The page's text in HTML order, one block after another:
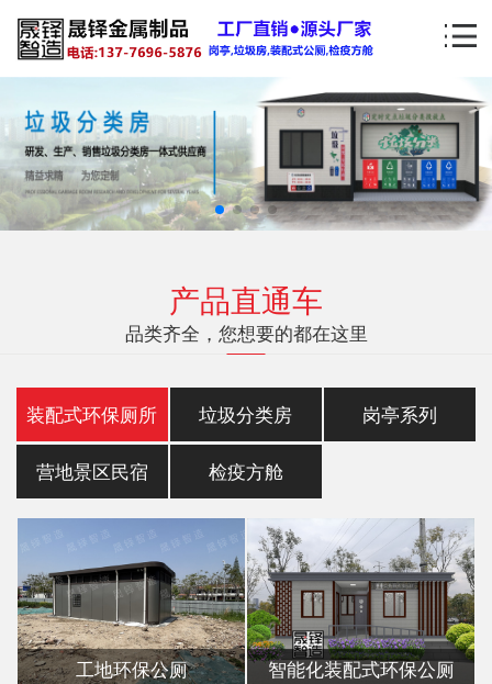
产品直通车
品类齐全，您想要的都在这里
装配式环保厕所 垃圾分类房 岗亭系列
营地景区民宿 检疫方舱
工地环保公厕 智能化装配式环保公厕